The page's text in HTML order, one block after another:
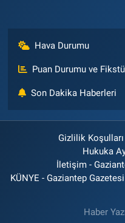
Hava Durumu
Puan Durumu ve
Son Dakika Haberleri
Gizlilik Koşulları
Hukuka
İletişim -
KÜNYE - Gaziantep Gazetesi
Haber